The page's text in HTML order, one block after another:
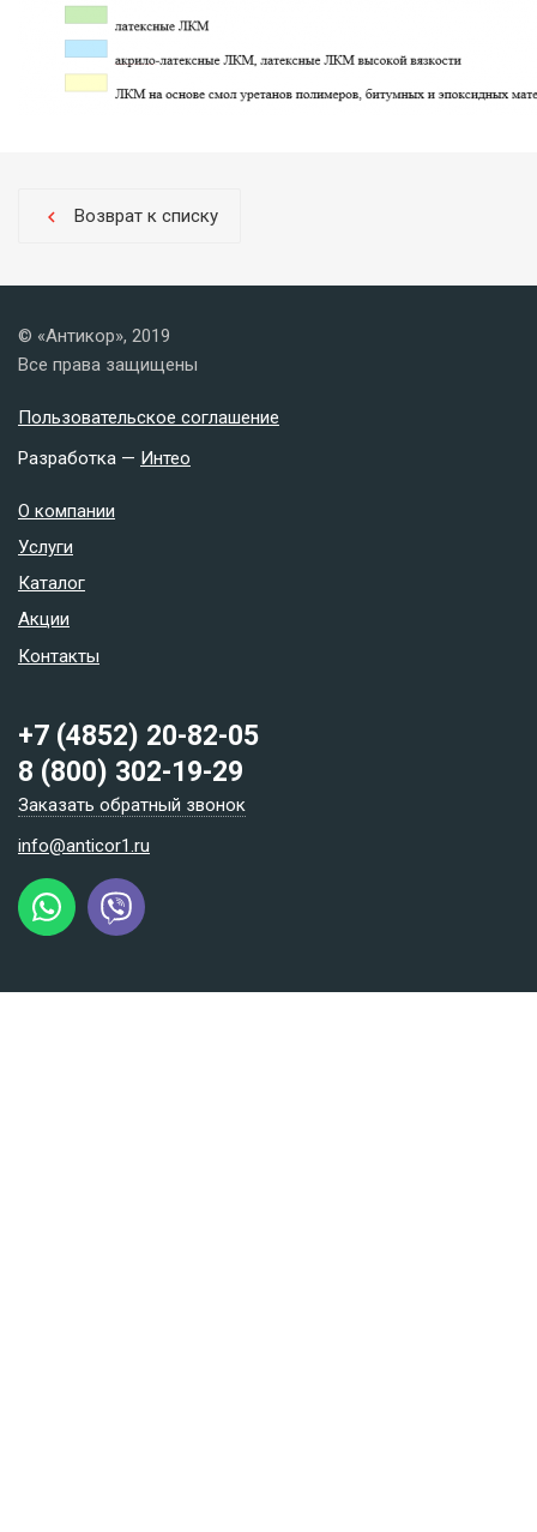
chevron_left Возврат к списку
© «Антикор», 2019
Все права защищены
Пользовательское соглашение
Разработка — Интео
О компании
Услуги
Каталог
Акции
Контакты
+7 (4852) 20-82-05
8 (800) 302-19-29
Заказать обратный звонок
info@anticor1.ru